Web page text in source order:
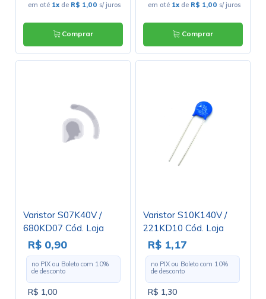
em até 1x de R$ 1,00 s/ juros
Comprar
em até 1x de R$ 1,00 s/ juros
Comprar
Varistor S07K40V /
680KD07 Cód. Loja
3319
R$ 0,90
no PIX ou Boleto com 10%
de desconto
R$ 1,00
Varistor S10K140V /
221KD10 Cód. Loja
3136
R$ 1,17
no PIX ou Boleto com 10%
de desconto
R$ 1,30